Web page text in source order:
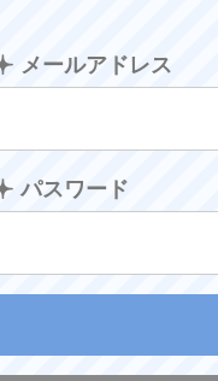
メールアドレス
パスワード